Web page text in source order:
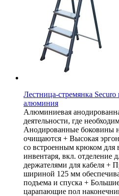
Лестница-стремянка
алюминия
Алюминиевая
деятельности, где
Анодированные боковины
очищаются + Высокая
со встроенным крюком для
инвентаря, вкл. отделение
держателями для кабеля +
шириной 125 мм
подъема и спуска +
царапающие пол